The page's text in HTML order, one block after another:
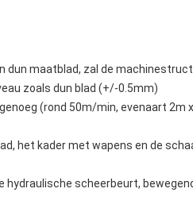
dun maatblad, zal de
zoals dun blad (+/-0.5mm)
(rond 50m/min, evenaart 2m x
het kader met wapens en de
scheerbeurt,